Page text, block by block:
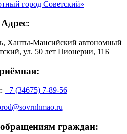
город Советский»
Адрес:
Ханты-Мансийский автономный
ул. 50 лет Пионерии, 11Б
+7 (34675) 7-89-56
граждан: